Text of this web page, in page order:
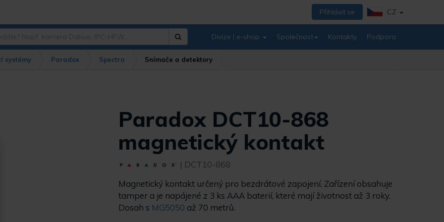
Přihlásit se CZ
Divize | e-shop Společnost Kontakty Podpora
systémy Paradox Spectra Snímače a detektory
Paradox DCT10-868
magnetický kontakt
| DCT10-868
Magnetický kontakt určený pro bezdrátové zapojení. Zařízení obsahuje
tamper a je napájené z 3 ks AAA baterií, které mají životnost až 3 roky.
Dosah s MG5050 až 70 metrů.